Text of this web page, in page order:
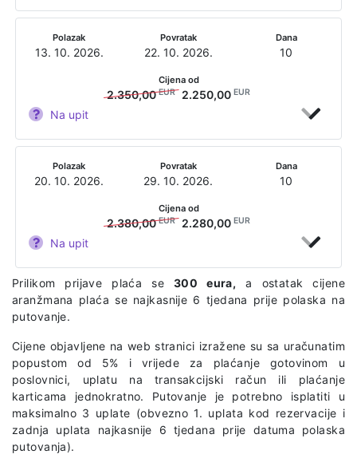
Polazak
13. 10. 2026.
Povratak
22. 10. 2026.
Dana
10
Na upit
Cijena od
2.350,00EUR 2.250,00 EUR
Polazak
20. 10. 2026.
Povratak
29. 10. 2026.
Dana
10
Na upit
Cijena od
2.380,00EUR 2.280,00 EUR
Prilikom prijave plaća se 300 eura, a ostatak cijene
aranžmana plaća se najkasnije 6 tjedana prije polaska na
putovanje.
Cijene objavljene na web stranici izražene su sa uračunatim
popustom od 5% i vrijede za plaćanje gotovinom u
poslovnici, uplatu na transakcijski račun ili plaćanje
karticama jednokratno. Putovanje je potrebno isplatiti u
maksimalno 3 uplate (obvezno 1. uplata kod rezervacije i
zadnja uplata najkasnije 6 tjedana prije datuma polaska
putovanja).